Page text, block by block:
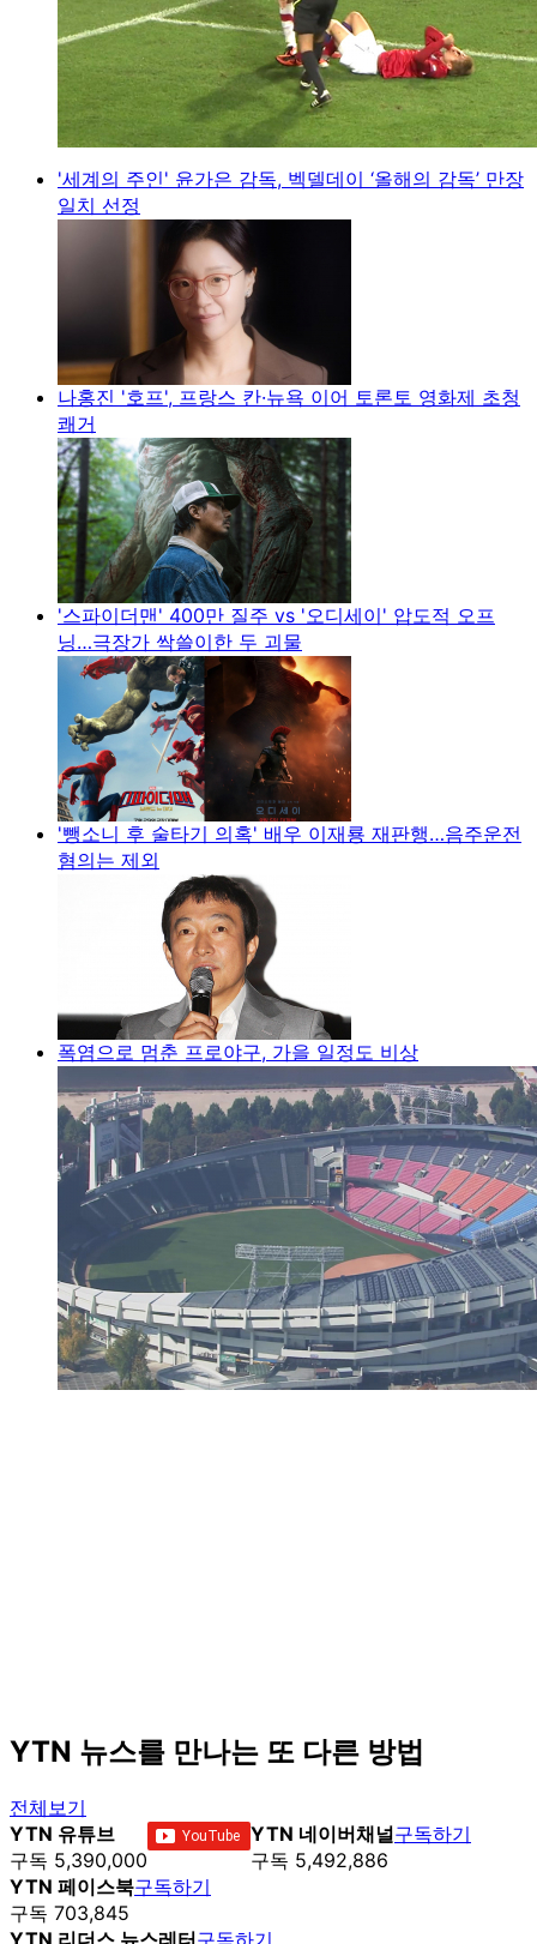
'세계의 주인' 윤가은 감독, 벡델데이 ‘올해의 감독’ 만장
일치 선정
나홍진 '호프', 프랑스 칸·뉴욕 이어 토론토 영화제 초청
쾌거
'스파이더맨' 400만 질주 vs '오디세이' 압도적 오프
닝…극장가 싹쓸이한 두 괴물
'뺑소니 후 술타기 의혹' 배우 이재룡 재판행…음주운전
혐의는 제외
폭염으로 멈춘 프로야구, 가을 일정도 비상
YTN 뉴스를 만나는 또 다른 방법
전체보기
YTN 유튜브
구독 5,390,000
YTN 네이버채널
구독 5,492,886
구독하기
YTN 페이스북
구독 703,845
구독하기
YTN 리더스 뉴스레터구독하기